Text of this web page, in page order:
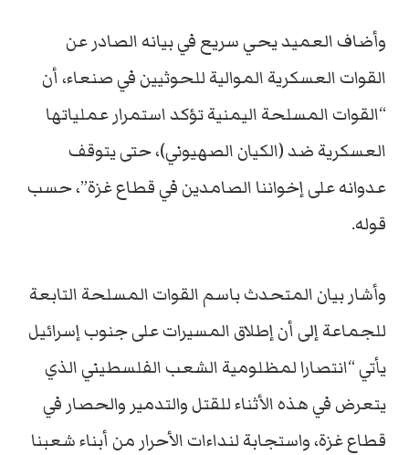
وأضاف العميد يحي سريع في بيانه الصادر عن
القوات العسكرية الموالية للحوثيين في صنعاء، أن
“القوات المسلحة اليمنية تؤكد استمرار عملياتها
العسكرية ضد (الكيان الصهيوني)، حتى يتوقف
عدوانه على إخواننا الصامدين في قطاع غزة”، حسب
قوله.
وأشار بيان المتحدث باسم القوات المسلحة التابعة
للجماعة إلى أن إطلاق المسيرات على جنوب إسرائيل
يأتي “انتصارا لمظلومية الشعب الفلسطيني الذي
يتعرض في هذه الأثناء للقتل والتدمير والحصار في
قطاع غزة، واستجابة لنداءات الأحرار من أبناء شعبنا